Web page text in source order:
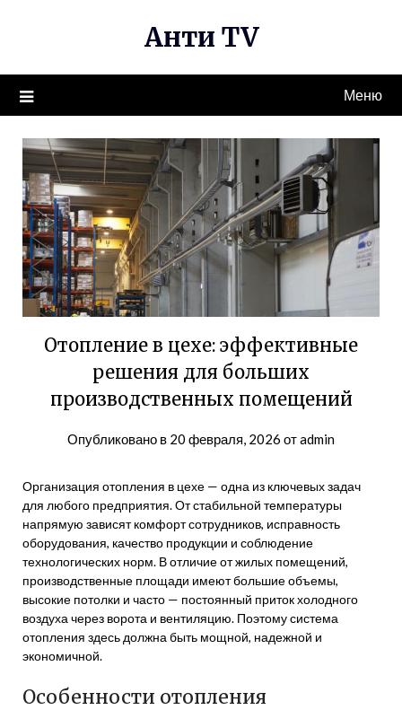
Анти TV
Меню
Отопление в цехе: эффективные
решения для больших
производственных помещений
Опубликовано в 20 февраля, 2026 отadmin
Организация отопления в цехе — одна из ключевых задач
для любого предприятия. От стабильной температуры
напрямую зависят комфорт сотрудников, исправность
оборудования, качество продукции и соблюдение
технологических норм. В отличие от жилых помещений,
производственные площади имеют большие объемы,
высокие потолки и часто — постоянный приток холодного
воздуха через ворота и вентиляцию. Поэтому система
отопления здесь должна быть мощной, надежной и
экономичной.
Особенности отопления